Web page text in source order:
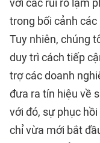
với các rủi ro lạm
trong bối cảnh
Tuy nhiên, chúng
duy trì cách tiếp
trợ các doanh
đưa ra tín hiệu về
với đó, sự phục
chỉ vừa mới bắt